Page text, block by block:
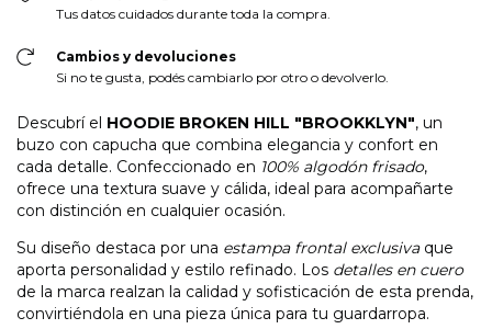
Tus datos cuidados durante toda la compra.
Cambios y devoluciones
Si no te gusta, podés cambiarlo por otro o devolverlo.
Descubrí el HOODIE BROKEN HILL "BROOKKLYN", un
buzo con capucha que combina elegancia y confort en
cada detalle. Confeccionado en 100% algodón frisado,
ofrece una textura suave y cálida, ideal para acompañarte
con distinción en cualquier ocasión.
Su diseño destaca por una estampa frontal exclusivaque
aporta personalidad y estilo refinado. Los detalles en cuero
de la marca realzan la calidad y sofisticación de esta prenda,
convirtiéndola en una pieza única para tu guardarropa.